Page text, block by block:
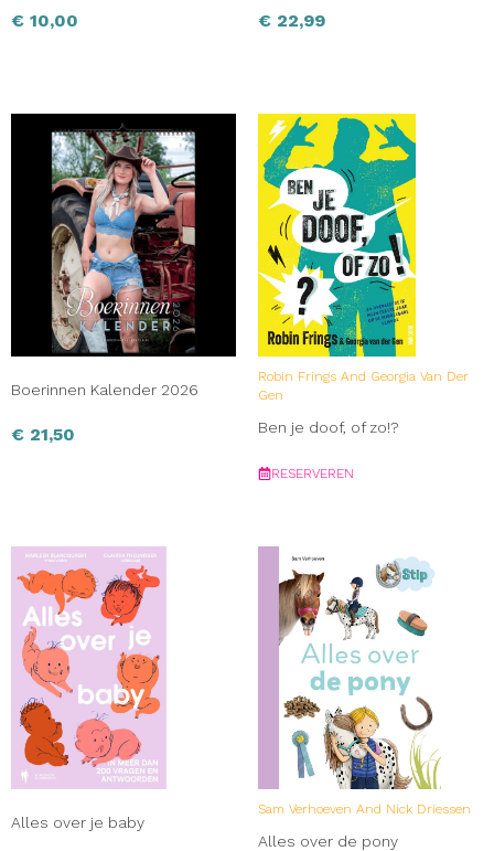
€ 10,00 € 22,99
Boerinnen Kalender 2026
€ 21,50
Robin Frings And Georgia Van Der
Gen
Ben je doof, of zo!?
RESERVEREN
Alles over je baby
Sam Verhoeven And Nick Driessen
Alles over de pony